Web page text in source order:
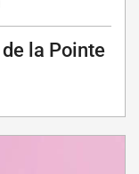
la Pointe